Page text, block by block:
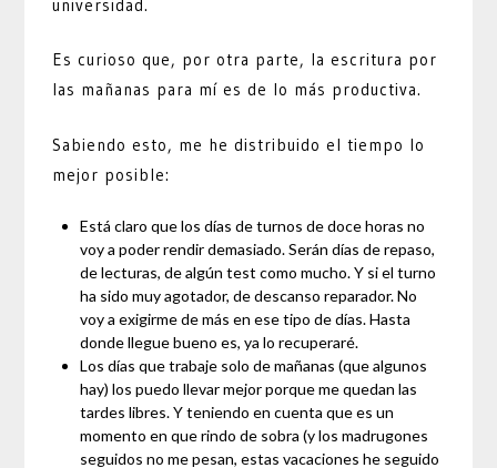
universidad.
Es curioso que, por otra parte, la escritura por
las mañanas para mí es de lo más productiva.
Sabiendo esto, me he distribuido el tiempo lo
mejor posible:
Está claro que los días de turnos de doce horas no
voy a poder rendir demasiado. Serán días de repaso,
de lecturas, de algún test como mucho. Y si el turno
ha sido muy agotador, de descanso reparador. No
voy a exigirme de más en ese tipo de días. Hasta
donde llegue bueno es, ya lo recuperaré.
Los días que trabaje solo de mañanas (que algunos
hay) los puedo llevar mejor porque me quedan las
tardes libres. Y teniendo en cuenta que es un
momento en que rindo de sobra (y los madrugones
seguidos no me pesan, estas vacaciones he seguido